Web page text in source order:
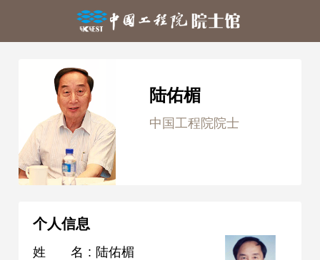
陆佑楣
中国工程院院士
个人信息
姓名 : 陆佑楣